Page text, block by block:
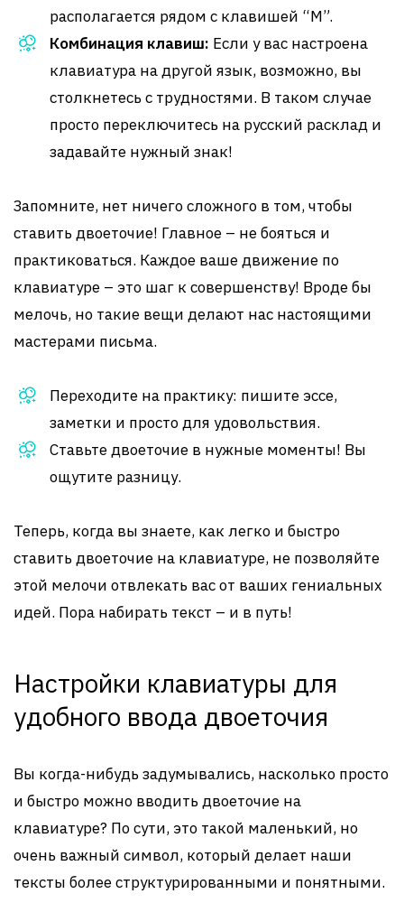
располагается рядом с клавишей “M”.
Комбинация клавиш: Если у вас настроена
клавиатура на другой язык, возможно, вы
столкнетесь с трудностями. В таком случае
просто переключитесь на русский расклад и
задавайте нужный знак!
Запомните, нет ничего сложного в том, чтобы
ставить двоеточие! Главное – не бояться и
практиковаться. Каждое ваше движение по
клавиатуре – это шаг к совершенству! Вроде бы
мелочь, но такие вещи делают нас настоящими
мастерами письма.
Переходите на практику: пишите эссе,
заметки и просто для удовольствия.
Ставьте двоеточие в нужные моменты! Вы
ощутите разницу.
Теперь, когда вы знаете, как легко и быстро
ставить двоеточие на клавиатуре, не позволяйте
этой мелочи отвлекать вас от ваших гениальных
идей. Пора набирать текст – и в путь!
Настройки клавиатуры для
удобного ввода двоеточия
Вы когда-нибудь задумывались, насколько просто
и быстро можно вводить двоеточие на
клавиатуре? По сути, это такой маленький, но
очень важный символ, который делает наши
тексты более структурированными и понятными.